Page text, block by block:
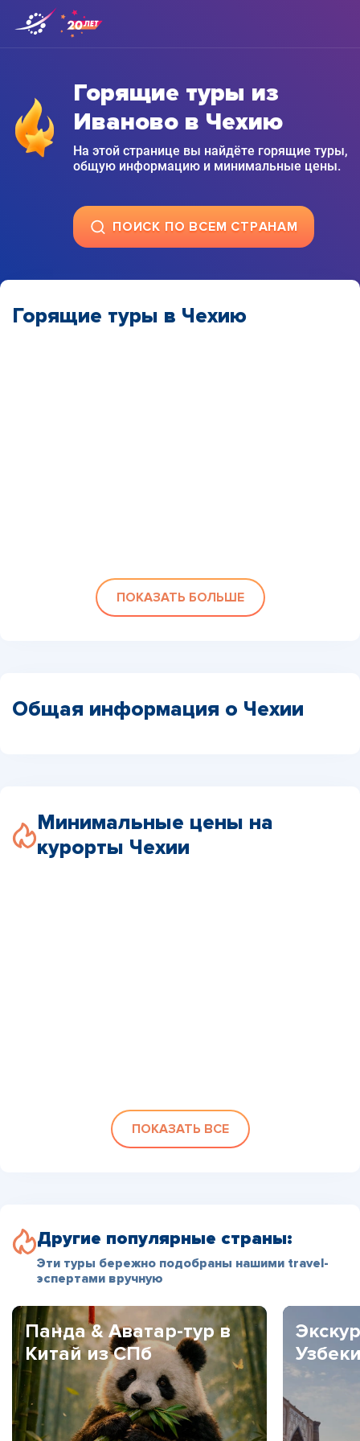
Горящие туры из
Иваново в Чехию
На этой странице вы найдёте горящие туры,
общую информацию и минимальные цены.
ПОИСК ПО ВСЕМ СТРАНАМ
Горящие туры в Чехию
ПОКАЗАТЬ БОЛЬШЕ
Общая информация о Чехии
Минимальные цены на
курорты Чехии
ПОКАЗАТЬ ВСЕ
Другие популярные страны:
Эти туры бережно подобраны нашими travel-
эспертами вручную
Панда & Аватар-тур в
Китай из СПб